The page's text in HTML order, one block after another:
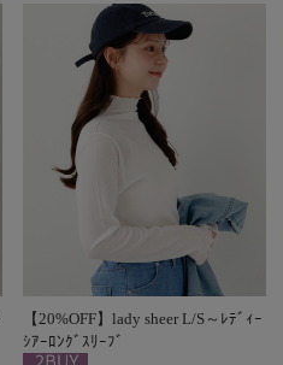
【20%OFF】lady sheer L/S～ﾚﾃﾞｨｰ
ｼｱｰﾛﾝｸﾞｽﾘｰﾌﾞ